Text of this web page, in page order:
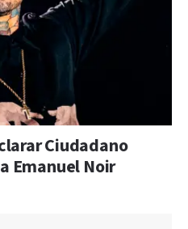
Ciudadano
Emanuel Noir